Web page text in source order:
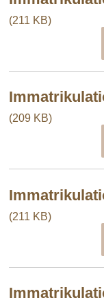
(211 KB)
(209 KB)
(211 KB)